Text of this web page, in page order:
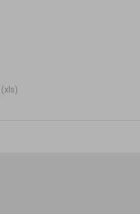
(xls)